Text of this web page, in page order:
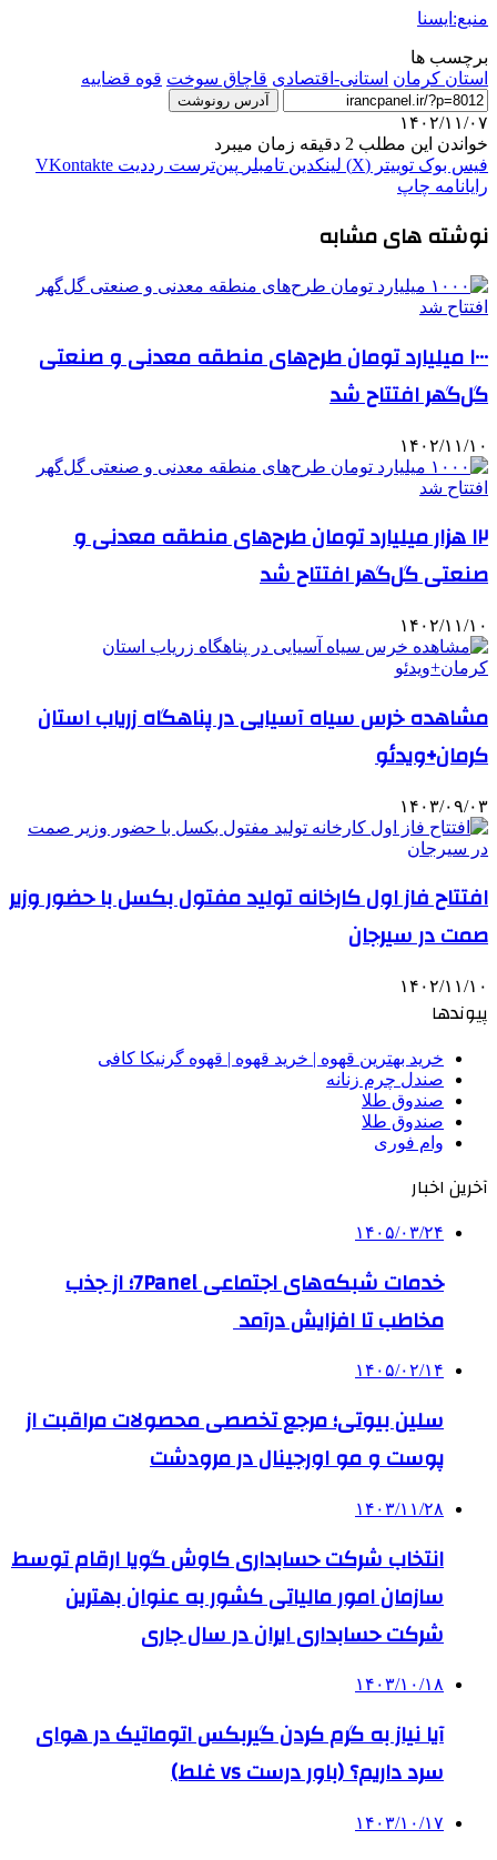
منبع:ایسنا
برچسب ها
استان کرمان استانی-اقتصادی قاچاق سوخت قوه قضاييه
آدرس رونوشت
۱۴۰۲/۱۱/۰۷
خواندن این مطلب 2 دقیقه زمان میبرد
فیس بوک توییتر (X) لینکدین ‫تامبلر ‫پین‌ترست ‫رددیت ‫VKontakte
رایانامه چاپ
نوشته های مشابه
۱۰۰۰ میلیارد تومان طرح‌های منطقه معدنی و صنعتی
گل‌گهر افتتاح شد
۱۴۰۲/۱۱/۱۰
۱۲ هزار میلیارد تومان طرح‌های منطقه معدنی و
صنعتی گل‌گهر افتتاح شد
۱۴۰۲/۱۱/۱۰
مشاهده خرس سیاه آسیایی در پناهگاه زریاب استان
کرمان+ویدئو
۱۴۰۳/۰۹/۰۳
افتتاح فاز اول کارخانه تولید مفتول بکسل با حضور وزیر
صمت در سیرجان
۱۴۰۲/۱۱/۱۰
پیوندها
خرید بهترین قهوه | خرید قهوه | قهوه گرنیکا کافی
صندل چرم زنانه
صندوق طلا
صندوق طلا
وام فوری
آخرین اخبار
۱۴۰۵/۰۳/۲۴
خدمات شبکه‌های اجتماعی 7Panel؛ از جذب
مخاطب تا افزایش درآمد
۱۴۰۵/۰۲/۱۴
سلین بیوتی؛ مرجع تخصصی محصولات مراقبت از
پوست و مو اورجینال در مرودشت
۱۴۰۳/۱۱/۲۸
انتخاب شرکت حسابداری کاوش گویا ارقام توسط
سازمان امور مالیاتی کشور به عنوان بهترین
شرکت حسابداری ایران در سال جاری
۱۴۰۳/۱۰/۱۸
آیا نیاز به گرم کردن گیربکس اتوماتیک در هوای
سرد داریم؟ (باور درست vs غلط)
۱۴۰۳/۱۰/۱۷